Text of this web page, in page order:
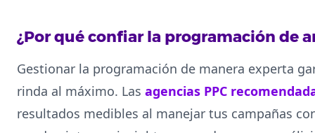
¿Por qué confiar la programación de
Gestionar la programación de manera experta
rinda al máximo. Las agencias PPC
resultados medibles al manejar tus campañas